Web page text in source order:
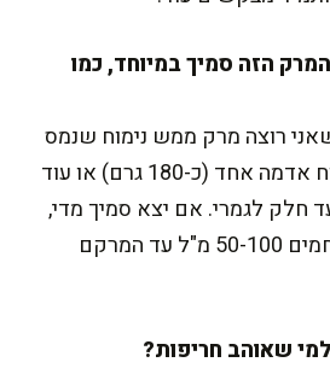
הזה סמיך במיוחד, כמו
רוצה מרק ממש נימוח שנמס
בפה. מוסיפים עוד תפוח אדמה אחד (כ-180 גרם) או עוד
חלק לגמרי. אם יצא סמיך מדי,
מוסיפים בהדרגה מים חמים 50-100 מ"ל עד המרקם